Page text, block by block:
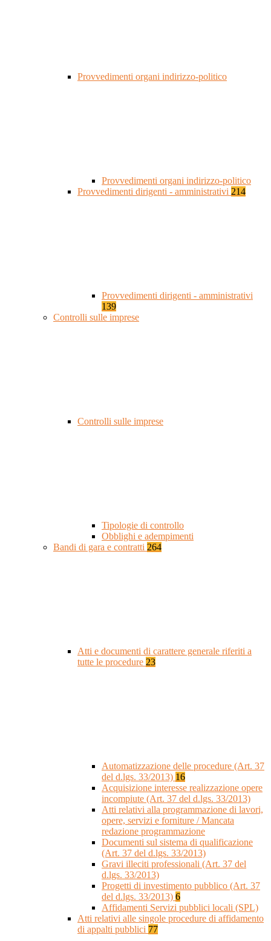
Provvedimenti organi indirizzo-politico
Provvedimenti organi indirizzo-politico
Provvedimenti dirigenti - amministrativi 214
Provvedimenti dirigenti - amministrativi
139
Controlli sulle imprese
Controlli sulle imprese
Tipologie di controllo
Obblighi e adempimenti
Bandi di gara e contratti 264
Atti e documenti di carattere generale riferiti a
tutte le procedure 23
Automatizzazione delle procedure (Art. 37
del d.lgs. 33/2013) 16
Acquisizione interesse realizzazione opere
incompiute (Art. 37 del d.lgs. 33/2013)
Atti relativi alla programmazione di lavori,
opere, servizi e forniture / Mancata
redazione programmazione
Documenti sul sistema di qualificazione
(Art. 37 del d.lgs. 33/2013)
Gravi illeciti professionali (Art. 37 del
d.lgs. 33/2013)
Progetti di investimento pubblico (Art. 37
del d.lgs. 33/2013) 6
Affidamenti Servizi pubblici locali (SPL)
Atti relativi alle singole procedure di affidamento
di appalti pubblici 77